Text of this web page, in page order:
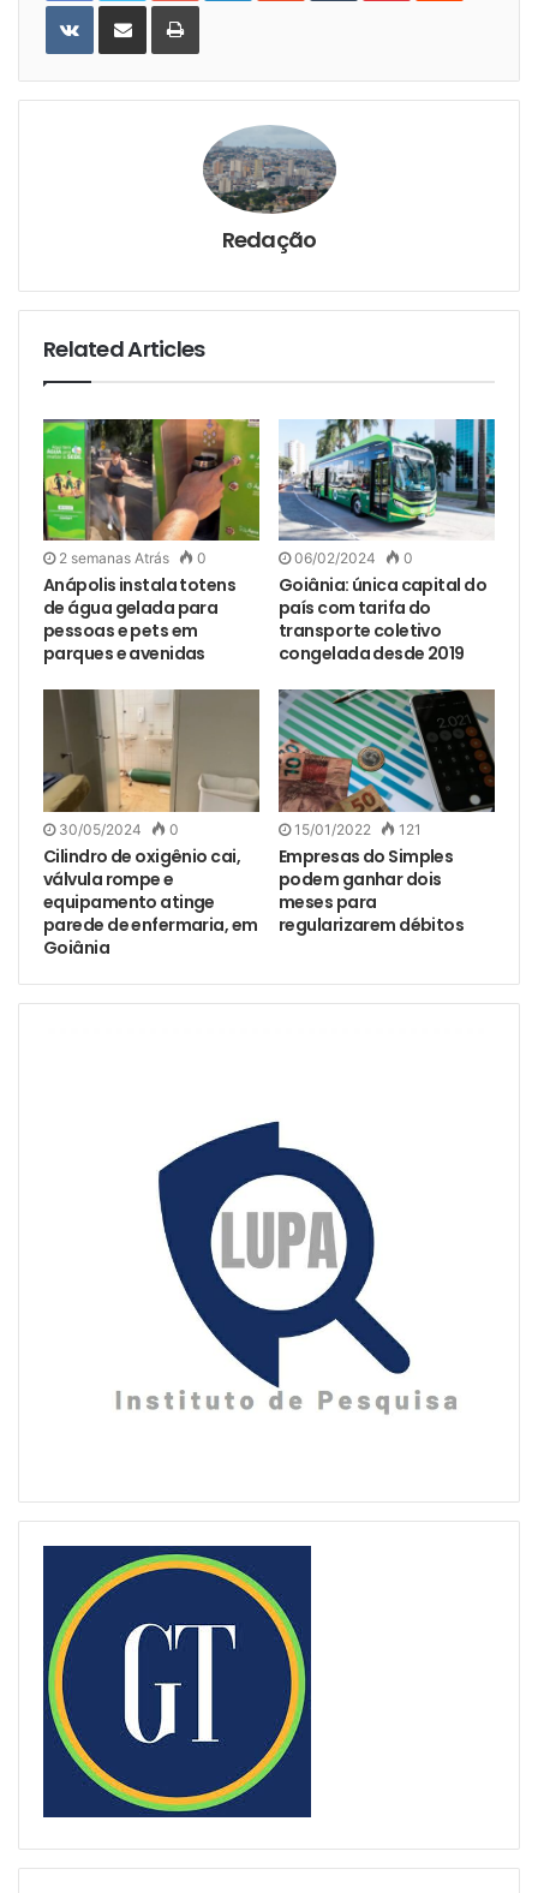
VKontakteShare
Email
Print
Redação
Related Articles
2 semanas Atrás 0
Anápolis instala totens
de água gelada para
pessoas e pets em
parques e avenidas
06/02/2024 0
Goiânia: única capital do
país com tarifa do
transporte coletivo
congelada desde 2019
30/05/2024 0
Cilindro de oxigênio cai,
válvula rompe e
equipamento atinge
parede de enfermaria, em
Goiânia
15/01/2022 121
Empresas do Simples
podem ganhar dois
meses para
regularizarem débitos